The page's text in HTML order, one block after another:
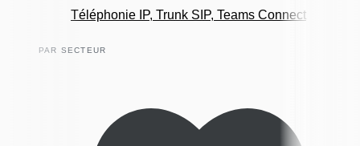
Téléphonie IP, Trunk SIP, Teams Connect
PAR SECTEUR